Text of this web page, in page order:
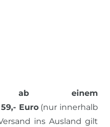
ab einem
Euro(nur innerhalb
ins Ausland gilt